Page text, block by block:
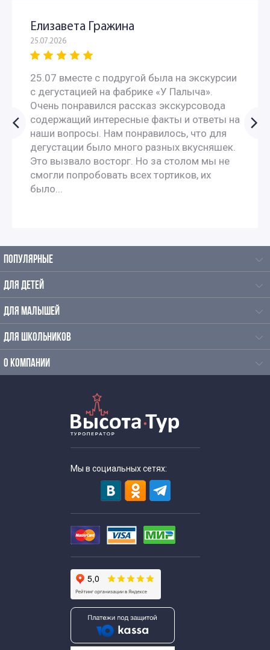
Экскурсии для иностранцев по Москве
Экскурсии для китайцев по Москве
Экскурсии по Москве на английском языке для
иностранцев
Экскурсии по Москве на французском
Экскурсии по Москве на немецком языке
Экскурсии для иностранцев по Москве на польском
Интересные экскурсии для школьников 10 класса
Экскурсии по москве для 9 класса
Экскурсии для старшеклассников
Познавательно развлекательные экскурсии
Развлекательные экскурсии по Москве
Экскурсии в выходные дни
Развлекательные экскурсии на выходные
Арабский язык
Елизавета Гражина
25.07.2026
25.07 вместе с подругой была на экскурсии
с дегустацией на фабрике «У Палыча».
Очень понравился рассказ экскурсовода
содержащий интересные факты и ответы на
наши вопросы. Нам понравилось, что для
дегустации было много разных вкусняшек.
Это вызвало восторг. Но за столом мы не
смогли попробовать всех тортиков, их
было...
ПОПУЛЯРНЫЕ
ДЛЯ ДЕТЕЙ
ДЛЯ МАЛЫШЕЙ
ДЛЯ ШКОЛЬНИКОВ
О КОМПАНИИ
Мы в социальных сетях: